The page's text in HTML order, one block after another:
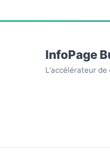
InfoPage
L'accélérateur de